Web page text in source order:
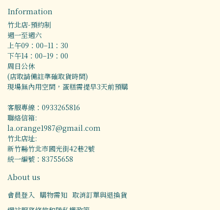
Information
竹北店-預約制
週一至週六
上午09：00–11：30
下午14：00–19：00
周日公休
(店取請備註準確取貨時間)
現場無內用空間，蛋糕需提早3天前預購
客服專線：0933265816
聯絡信箱:
la.orange1987@gmail.com
竹北店址:
新竹縣竹北市國光街42巷2號
統一編號：83755658
About us
會員登入 購物需知 取消訂單與退換貨